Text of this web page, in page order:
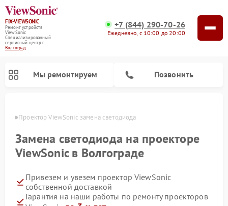
FIX-VIEWSONIC
Ремонт устройств
ViewSonic
Специализированный
cервисный центр г.
Волгоград
+7 (844) 290-70-26
Ежедневно, с 10:00 до 20:00
Мы ремонтируем Позвонить
Проектор ViewSonic замена светодиода
Замена светодиода на проекторе
ViewSonic в Волгограде
Привезем и увезем проектор ViewSonic
собственной доставкой
Гарантия на наши работы по ремонту проекторов